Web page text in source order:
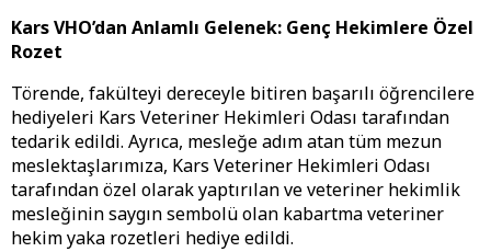
Kars VHO’dan Anlamlı Gelenek: Genç Hekimlere Özel
Rozet
Törende, fakülteyi dereceyle bitiren başarılı öğrencilere
hediyeleri Kars Veteriner Hekimleri Odası tarafından
tedarik edildi. Ayrıca, mesleğe adım atan tüm mezun
meslektaşlarımıza, Kars Veteriner Hekimleri Odası
tarafından özel olarak yaptırılan ve veteriner hekimlik
mesleğinin saygın sembolü olan kabartma veteriner
hekim yaka rozetleri hediye edildi.